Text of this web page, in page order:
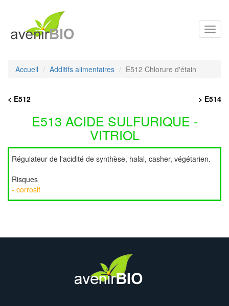
Accueil Additifs alimentaires E512 Chlorure d'étain
< E512 > E514
E513 ACIDE SULFURIQUE -
VITRIOL
Régulateur de l'acidité de synthèse, halal, casher, végétarien.
Risques
- corrosif